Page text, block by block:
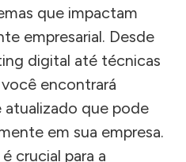
que impactam
empresarial. Desde
digital até técnicas
encontrará
que pode
em sua empresa.
crucial para a